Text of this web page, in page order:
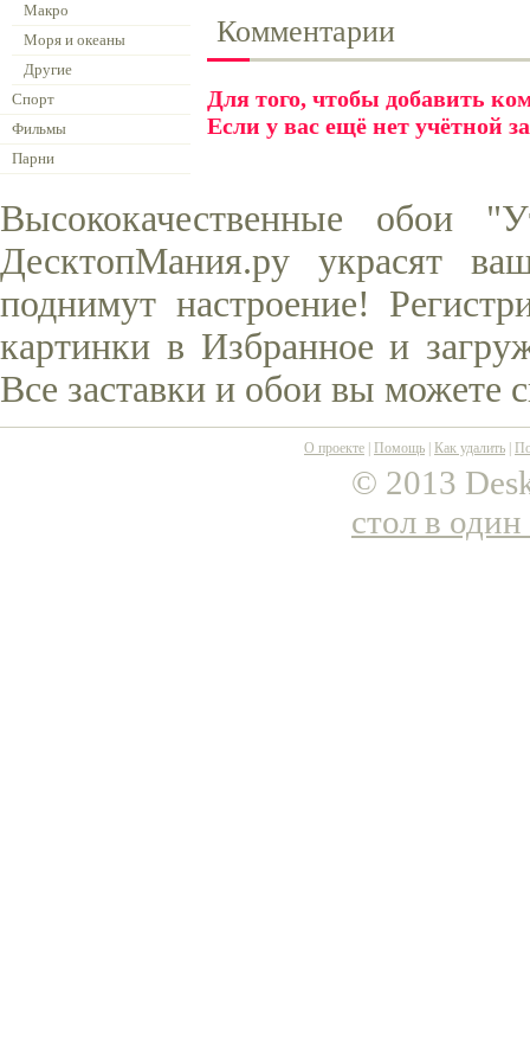
Макро
Моря и океаны
Другие
Спорт
Фильмы
Парни
Комментарии
Для того, чтобы добавить
Если у вас ещё нет учётной
Высококачественные обои
ДесктопМания.ру украсят
поднимут настроение!
картинки в Избранное и
Все заставки и обои вы можете
О проекте Помощь Как удалить
© 2013
стол в